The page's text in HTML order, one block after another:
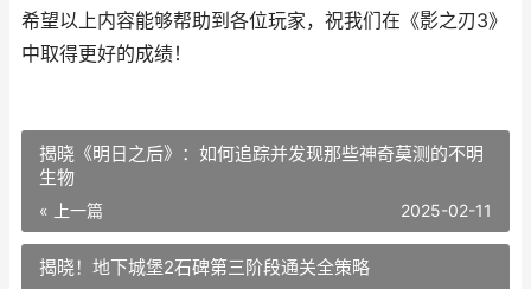
希望以上内容能够帮助到各位玩家，祝我们在《影之刃3》
中取得更好的成绩！
揭晓《明日之后》：如何追踪并发现那些神奇莫测的不明
生物
« 上一篇 2025-02-11
揭晓！地下城堡2石碑第三阶段通关全策略